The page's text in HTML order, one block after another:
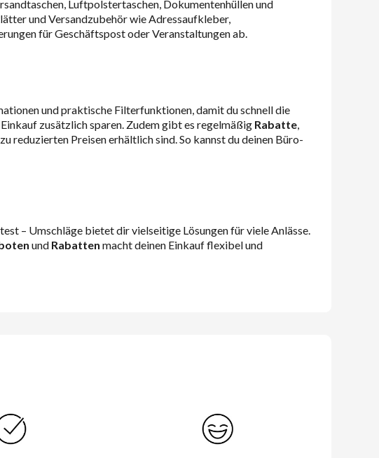
Luftpolstertaschen, Dokumentenhüllen und
und Versandzubehör wie Adressaufkleber,
für Geschäftspost oder Veranstaltungen ab.
und praktische Filterfunktionen, damit du schnell die
zusätzlich sparen. Zudem gibt es regelmäßig Rabatte
reduzierten Preisen erhältlich sind. So kannst du deinen Büro-
– Umschläge bietet dir vielseitige Lösungen für viele Anlässe.
und Rabatten macht deinen Einkauf flexibel und